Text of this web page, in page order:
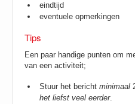
eindtijd
eventuele opmerkingen
Tips
Een paar handige punten om
van een activiteit;
Stuur het bericht minimaal
het liefst veel eerder.